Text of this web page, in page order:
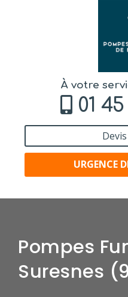
À votre
01
URGENCE
Pompes
Suresnes